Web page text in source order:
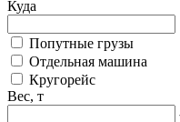
Куда
Попутные грузы
Отдельная машина
Кругорейс
Вес, т